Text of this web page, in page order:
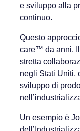
e sviluppo alla
continuo.
Questo
care™ da anni.
stretta
negli Stati Uniti,
sviluppo di
Un esempio è